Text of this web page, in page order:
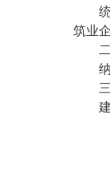
统计
筑业
二
三
建筑